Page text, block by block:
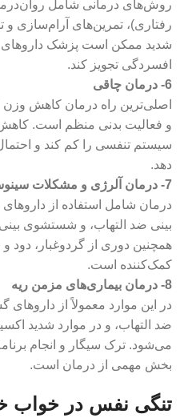
روش‌های درمانی شامل
رفتاری)، تمرین‌های آرام‌سازی
شدید ممکن است پزشک
افسردگی تجویز کند.
6- درمان چاقی
اصلی‌ترین راه درمان کاهش وزن
و فعالیت بدنی منظم است.
سیستم تنفسی را کم کند و
دهد.
7- درمان آلرژی و مشکلات سینوسی
درمان شامل استفاده از
بینی ضد التهاب، و شستشوی
همچنین دوری از گردوغبار، دود و
کمک‌کننده است.
8- درمان بیماری‌های مزمن ریه
در این موارد معمولاً از داروهای
ضد التهاب، و در موارد شدید
می‌شود. ترک سیگار و انجام
بخش مهمی از درمان است.
تنگی نفس در خواب